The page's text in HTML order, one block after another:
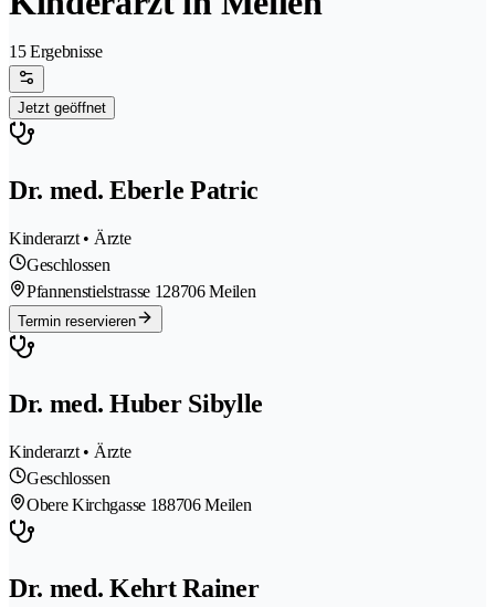
15 Ergebnisse
Jetzt geöffnet
Dr. med. Eberle Patric
Kinderarzt • Ärzte
Geschlossen
Pfannenstielstrasse 128706 Meilen
Termin reservieren
Dr. med. Huber Sibylle
Kinderarzt • Ärzte
Geschlossen
Obere Kirchgasse 188706 Meilen
Dr. med. Kehrt Rainer